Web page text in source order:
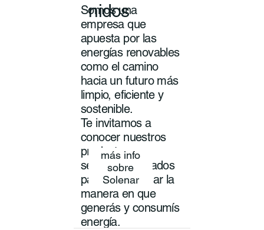
nidos
Somos una
empresa que
apuesta por las
energías renovables
como el camino
hacia un futuro más
limpio, eficiente y
sostenible.
Te invitamos a
conocer nuestros
productos y
servicios pensados
para transformar la
manera en que
generás y consumís
energía.
más info
sobre
Solenar